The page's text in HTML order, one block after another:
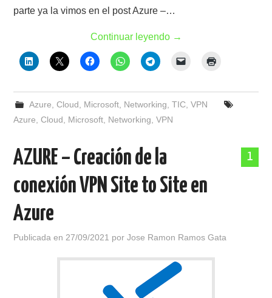
parte ya la vimos en el post Azure –…
Continuar leyendo →
Azure Cloud Microsoft, Networking TIC, VPN
Azure ,Cloud Microsoft Networking ,VPN
1
AZURE – Creación de la
conexión VPN Site to Site en
Azure
Publicada en 27/09/2021 porJose Ramon Ramos Gata